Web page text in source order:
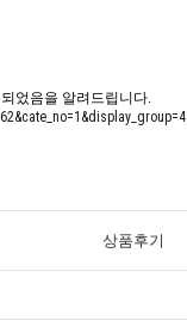
었음을 알려드립니다.
상품후기